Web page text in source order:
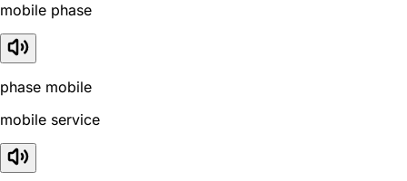
mobile phase
phase mobile
mobile service